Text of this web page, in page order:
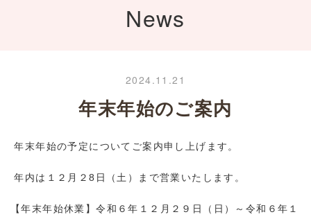
News
2024.11.21
年末年始のご案内
年末年始の予定についてご案内申し上げます。
年内は１２月２8日（土）まで営業いたします。
【年末年始休業】令和６年１２月２９日（日）～令和６年１